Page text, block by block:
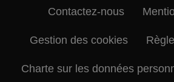
Contactez-nous
Gestion des cookies
Charte sur les données